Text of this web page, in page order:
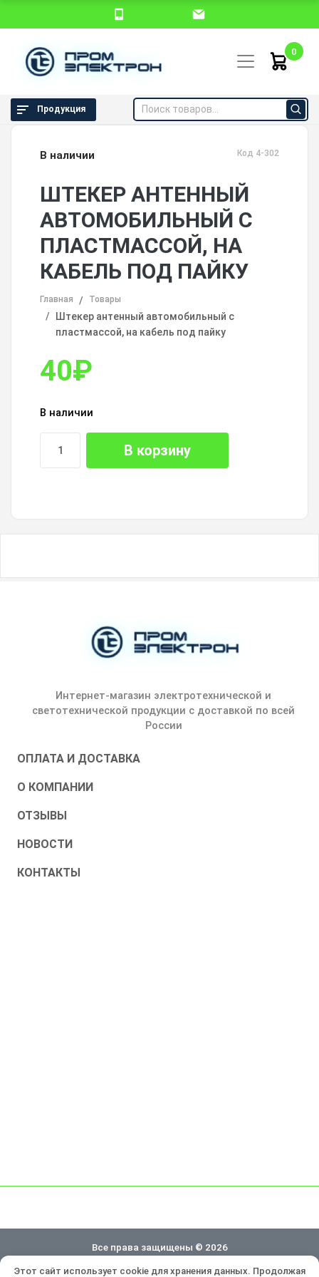
0
Продукция
В наличии Код 4-302
ШТЕКЕР АНТЕННЫЙ
АВТОМОБИЛЬНЫЙ С
ПЛАСТМАССОЙ, НА
КАБЕЛЬ ПОД ПАЙКУ
Главная Товары
Штекер антенный автомобильный с
пластмассой, на кабель под пайку
40₽
В наличии
В корзину
Интернет-магазин электротехнической и
светотехнической продукции с доставкой по всей
России
ОПЛАТА И ДОСТАВКА
О КОМПАНИИ
ОТЗЫВЫ
НОВОСТИ
КОНТАКТЫ
Все права защищены © 2026
Политика конфиденциальности
Этот сайт использует cookie для хранения данных. Продолжая